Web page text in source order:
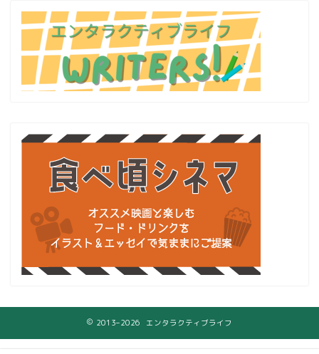
2013–2026 エンタラクティブライフ